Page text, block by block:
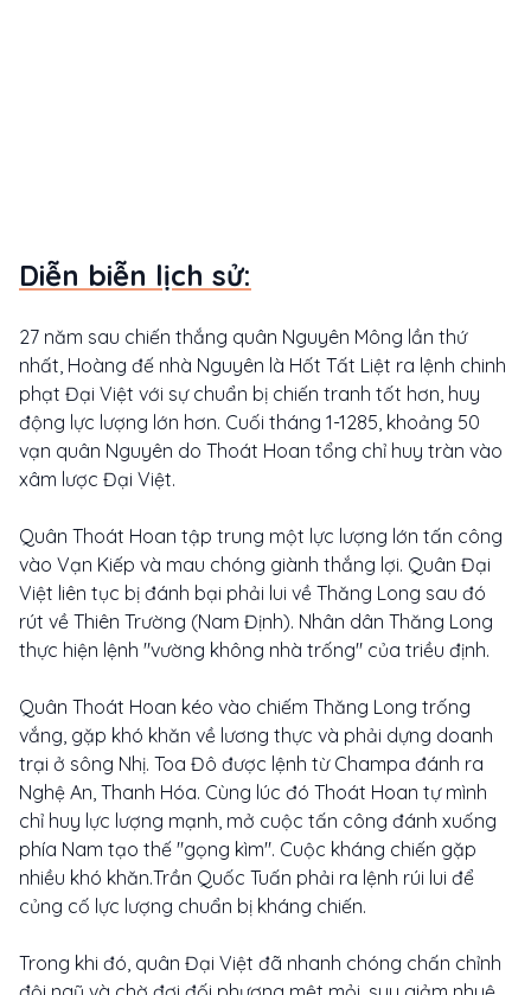
Diễn biễn lịch sử:
27 năm sau chiến thắng quân Nguyên Mông lần thứ
nhất, Hoàng đế nhà Nguyên là Hốt Tất Liệt ra lệnh chinh
phạt Đại Việt với sự chuẩn bị chiến tranh tốt hơn, huy
động lực lượng lớn hơn. Cuối tháng 1-1285, khoảng 50
vạn quân Nguyên do Thoát Hoan tổng chỉ huy tràn vào
xâm lược Đại Việt.
Quân Thoát Hoan tập trung một lực lượng lớn tấn công
vào Vạn Kiếp và mau chóng giành thắng lợi. Quân Đại
Việt liên tục bị đánh bại phải lui về Thăng Long sau đó
rút về Thiên Trường (Nam Định). Nhân dân Thăng Long
thực hiện lệnh "vường không nhà trống" của triều định.
Quân Thoát Hoan kéo vào chiếm Thăng Long trống
vắng, gặp khó khăn về lương thực và phải dựng doanh
trại ở sông Nhị. Toa Đô được lệnh từ Champa đánh ra
Nghệ An, Thanh Hóa. Cùng lúc đó Thoát Hoan tự mình
chỉ huy lực lượng mạnh, mở cuộc tấn công đánh xuống
phía Nam tạo thế "gọng kìm". Cuộc kháng chiến gặp
nhiều khó khăn.Trần Quốc Tuấn phải ra lệnh rúi lui để
củng cố lực lượng chuẩn bị kháng chiến.
Trong khi đó, quân Đại Việt đã nhanh chóng chấn chỉnh